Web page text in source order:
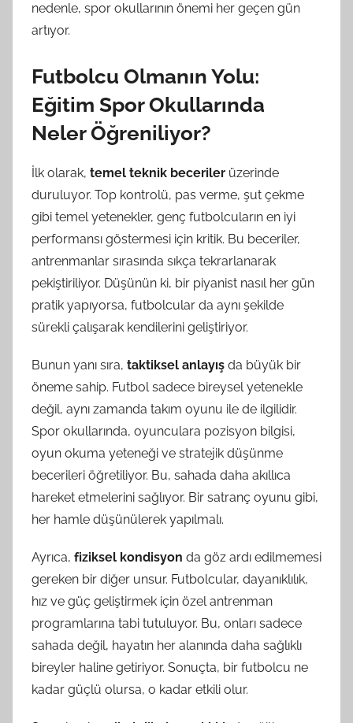
nedenle, spor okullarının önemi her geçen gün
artıyor.
Futbolcu Olmanın Yolu:
Eğitim Spor Okullarında
Neler Öğreniliyor?
İlk olarak, temel teknik beceriler üzerinde
duruluyor. Top kontrolü, pas verme, şut çekme
gibi temel yetenekler, genç futbolcuların en iyi
performansı göstermesi için kritik. Bu beceriler,
antrenmanlar sırasında sıkça tekrarlanarak
pekiştiriliyor. Düşünün ki, bir piyanist nasıl her gün
pratik yapıyorsa, futbolcular da aynı şekilde
sürekli çalışarak kendilerini geliştiriyor.
Bunun yanı sıra, taktiksel anlayış da büyük bir
öneme sahip. Futbol sadece bireysel yetenekle
değil, aynı zamanda takım oyunu ile de ilgilidir.
Spor okullarında, oyunculara pozisyon bilgisi,
oyun okuma yeteneği ve stratejik düşünme
becerileri öğretiliyor. Bu, sahada daha akıllıca
hareket etmelerini sağlıyor. Bir satranç oyunu gibi,
her hamle düşünülerek yapılmalı.
Ayrıca, fiziksel kondisyon da göz ardı edilmemesi
gereken bir diğer unsur. Futbolcular, dayanıklılık,
hız ve güç geliştirmek için özel antrenman
programlarına tabi tutuluyor. Bu, onları sadece
sahada değil, hayatın her alanında daha sağlıklı
bireyler haline getiriyor. Sonuçta, bir futbolcu ne
kadar güçlü olursa, o kadar etkili olur.